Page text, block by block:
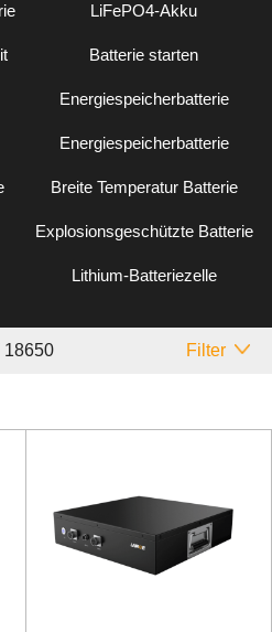
LiFePO4-Akku
Batterie starten
Energiespeicherbatterie
Energiespeicherbatterie
Breite Temperatur Batterie
Explosionsgeschützte Batterie
Lithium-Batteriezelle
18650 Filter